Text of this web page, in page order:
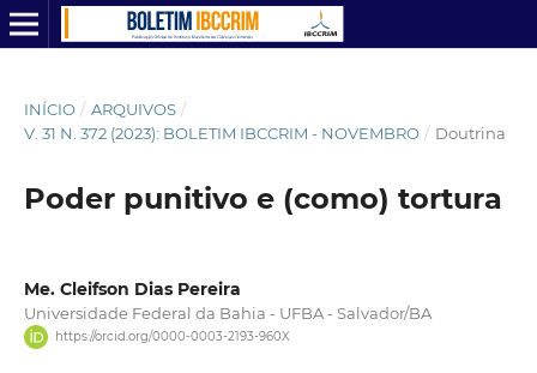
INÍCIO / ARQUIVOS /
V. 31 N. 372 (2023): BOLETIM IBCCRIM - NOVEMBRO / Doutrina
Poder punitivo e (como) tortura
Me. Cleifson Dias Pereira
Universidade Federal da Bahia - UFBA - Salvador/BA
https://orcid.org/0000-0003-2193-960X